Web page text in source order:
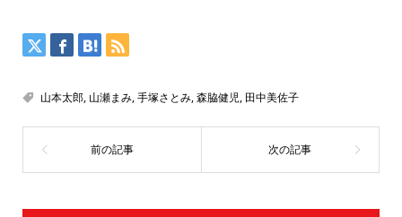
山本太郎, 山瀬まみ,手塚さとみ,森脇健児, 田中美佐子